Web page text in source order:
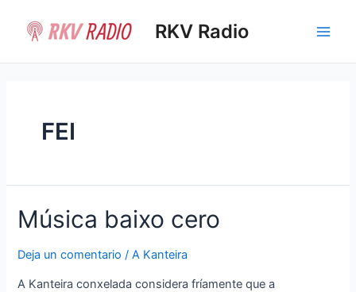
contenido
RKV Radio
FEI
Música baixo cero
Deja un comentario /A Kanteira
A Kanteira conxelada considera fríamente que a